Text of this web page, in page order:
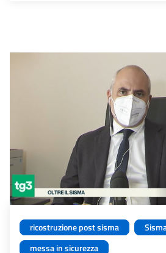
ricostruzione post sisma
messa in sicurezza